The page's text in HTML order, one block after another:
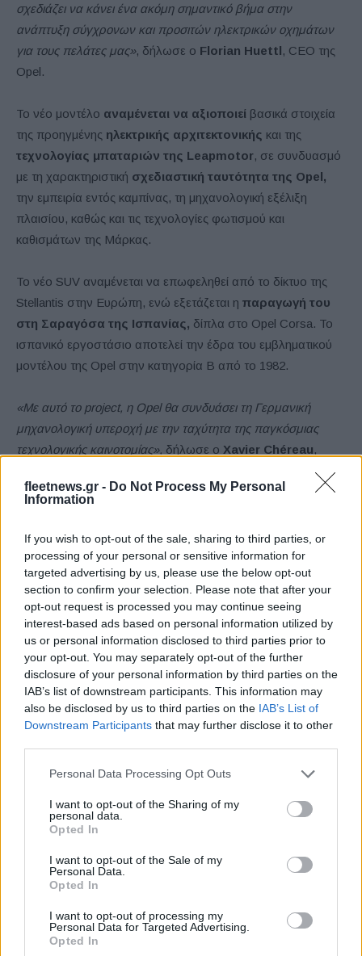
fleetnews.gr - Do Not Process My Personal
Information
If you wish to opt-out of the sale, sharing to third parties, or
processing of your personal or sensitive information for
targeted advertising by us, please use the below opt-out
section to confirm your selection. Please note that after your
opt-out request is processed you may continue seeing
interest-based ads based on personal information utilized by
us or personal information disclosed to third parties prior to
your opt-out. You may separately opt-out of the further
disclosure of your personal information by third parties on the
IAB’s list of downstream participants. This information may
also be disclosed by us to third parties on the IAB’s List of
Downstream Participants that may further disclose it to other
Please note that this website/app uses one or more Google
not limited to your visit or usage behaviour. You may click to
grant or deny consent to Google and its third-party tags to
use your data for below specified purposes in below Google
consent section.
Personal Data Processing Opt Outs
I want to opt-out of the Sharing of my
personal data.
Opted In
I want to opt-out of the Sale of my
Personal Data.
Opted In
I want to opt-out of processing my
Personal Data for Targeted Advertising.
Opted In
σχεδιάζει να κάνει ένα ακόμη σημαντικό βήμα στην
ανάπτυξη σύγχρονων και προσιτών ηλεκτρικών οχημάτων
για τους πελάτες μας», δήλωσε ο Florian Huettl, CEO της
Opel.
Το νέο μοντέλο αναμένεται να αξιοποιεί βασικά στοιχεία
της προηγμένης ηλεκτρικής αρχιτεκτονικής και της
τεχνολογίας μπαταριών της Leapmotor, σε συνδυασμό
με τη χαρακτηριστική σχεδιαστική ταυτότητα της Opel,
την εμπειρία εντός καμπίνας, τη μηχανολογική εξέλιξη
πλαισίου, καθώς και τις τεχνολογίες φωτισμού και
καθισμάτων της Μάρκας.
Το νέο SUV αναμένεται να επωφεληθεί από το δίκτυο της
Stellantis στην Ευρώπη, ενώ εξετάζεται η παραγωγή του
στη Σαραγόσα της Ισπανίας, δίπλα στο Opel Corsa. Το
ισπανικό εργοστάσιο αποτελεί την έδρα του εμβληματικού
μοντέλου της Opel στην κατηγορία B από το 1982.
«Με αυτό το project, η Opel θα συνδυάσει τη Γερμανική
μηχανολογική υπεροχή με την ταχύτητα της παγκόσμιας
τεχνολογικής καινοτομίας», δήλωσε ο Xavier Chéreau,
Πρόεδρος του Εποπτικού Συμβουλίου της Opel και Chief
Human Resources & Sustainability Officer της Stellantis.
της παγκόσμιας συνεργασίας μας με τη Leapmotor και η Opel
αναλαμβάνει πρωτοποριακό ρόλο μέσα από αυτό το
project.»
Live στις 15:30 για το Ευρωπαϊκό Παίδων, Ελλάδα-Ισπανία
χτίσουμε κάτι μεγάλο με
την ιδιοκτησία και τη
διοίκηση»
πώληση συμμετοχής στο
Sofia South Ring Mall έναντι